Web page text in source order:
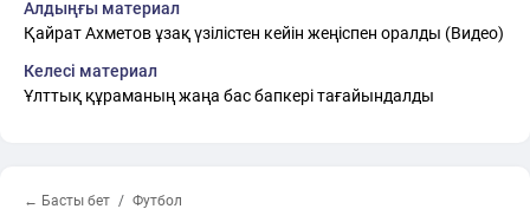
Алдыңғы материал
Қайрат Ахметов ұзақ үзілістен кейін жеңіспен оралды (Видео)
Келесі материал
Ұлттық құраманың жаңа бас бапкері тағайындалды
← Басты бет Футбол